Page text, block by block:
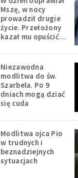
Mszę, w nocy
prowadził drugie
życie. Przełożony
kazał mu opuścić
Niezawodna
modlitwa do św.
Szarbela. Po 9
dniach mogą dziać
się cuda
Modlitwa ojca Pio
w trudnych i
beznadziejnych
sytuacjach